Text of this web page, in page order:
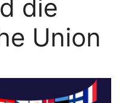
die
Union